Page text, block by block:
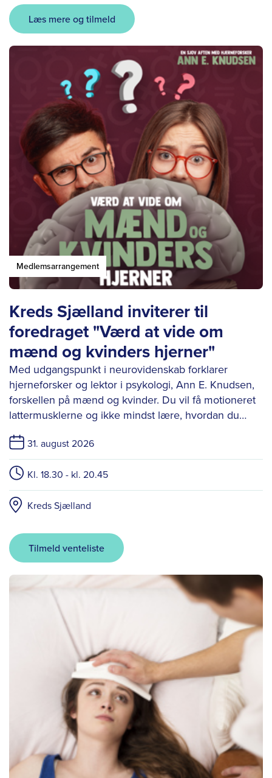
Læs mere og tilmeld
Medlemsarrangement
Kreds Sjælland inviterer til
foredraget "Værd at vide om
mænd og kvinders hjerner"
Med udgangspunkt i neurovidenskab forklarer
hjerneforsker og lektor i psykologi, Ann E. Knudsen,
forskellen på mænd og kvinder. Du vil få motioneret
lattermusklerne og ikke mindst lære, hvordan du
kønnene - både i hjemmet og på arbejdspladsen.
31. august 2026
Kl. 18.30 - kl. 20.45
Kreds Sjælland
Tilmeld venteliste